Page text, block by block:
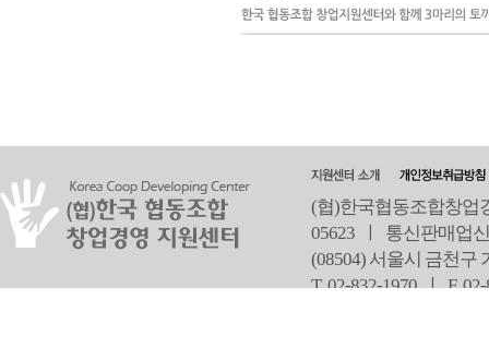
(협)한국협동조합창업
05623 ㅣ 통신판매업
(08504) 서울시 금천구
T 02-832-1970 ㅣF